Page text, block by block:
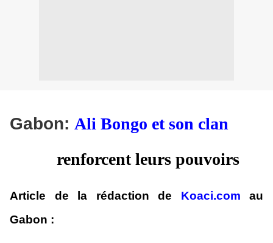
Gabon: Ali Bongo et son clan
renforcent leurs pouvoirs
Article de la rédaction de Koaci.com
au
Gabon :